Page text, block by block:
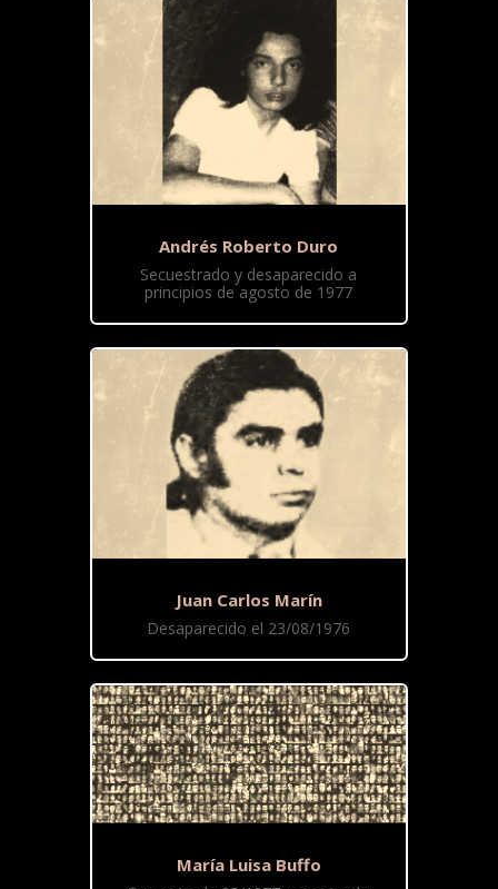
Andrés Roberto Duro
Secuestrado y desaparecido a
principios de agosto de 1977
Juan Carlos Marín
Desaparecido el 23/08/1976
María Luisa Buffo